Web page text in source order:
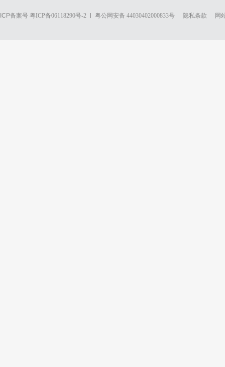
ICP备案号 粤ICP备06118290号-2 粤公网安备 44030402000833号 隐私条款 网